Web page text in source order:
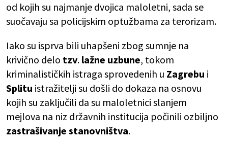
od kojih su najmanje dvojica maloletni, sada se
suočavaju sa policijskim optužbama za terorizam.
Iako su isprva bili uhapšeni zbog sumnje na
krivično delo tzv. lažne uzbune, tokom
kriminalističkih istraga sprovedenih u Zagrebu i
Splitu istražitelji su došli do dokaza na osnovu
kojih su zaključili da su maloletnici slanjem
mejlova na niz državnih institucija počinili ozbiljno
zastrašivanje stanovništva.